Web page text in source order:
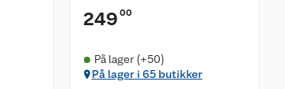
249 00
På lager (+50)
På lager i 65 butikker